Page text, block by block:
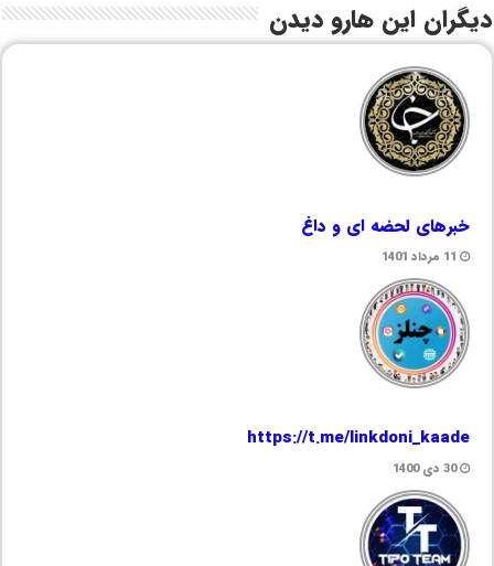
دیگران این هارو دیدن
خبرهای لحضه ای و داغ
11 مرداد 1401
https://t.me/linkdoni_kaade
30 دی 1400